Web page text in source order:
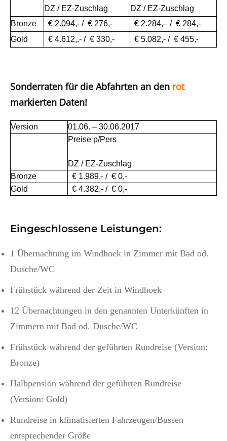
DZ / EZ-Zuschlag
DZ / EZ-Zuschlag
Bronze
€ 2.094,- / € 276,-
€ 2.284,- / € 284,-
Gold
€ 4.612,.- / € 330,- € 5.082,- / € 455,-
Sonderraten für die Abfahrten an den rot
markierten Daten!
Version
01.06. – 30.06.2017
Preise p/Pers
DZ / EZ-Zuschlag
Bronze
€ 1.989,- / € 0,-
Gold
€ 4.382,- / € 0,-
Eingeschlossene Leistungen:
1 Übernachtung im Windhoek in Zimmer mit Bad od.
Dusche/WC
Frühstück während der Zeit in Windhoek
12 Übernachtungen in den genannten Unterkünften in
Zimmern mit Bad od. Dusche/WC
Frühstück während der geführten Rundreise (Version:
Bronze)
Halbpension während der geführten Rundreise
(Version: Gold)
Rundreise in klimatisierten Fahrzeugen/Bussen
entsprechender Größe